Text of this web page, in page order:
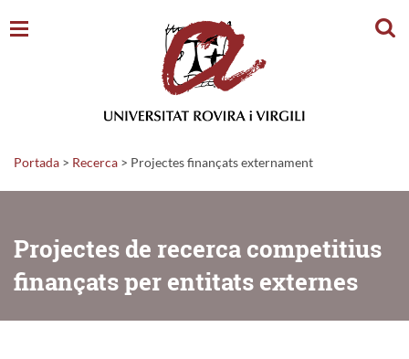
Portada > Recerca > Projectes finançats externament
Projectes de recerca competitius
finançats per entitats externes